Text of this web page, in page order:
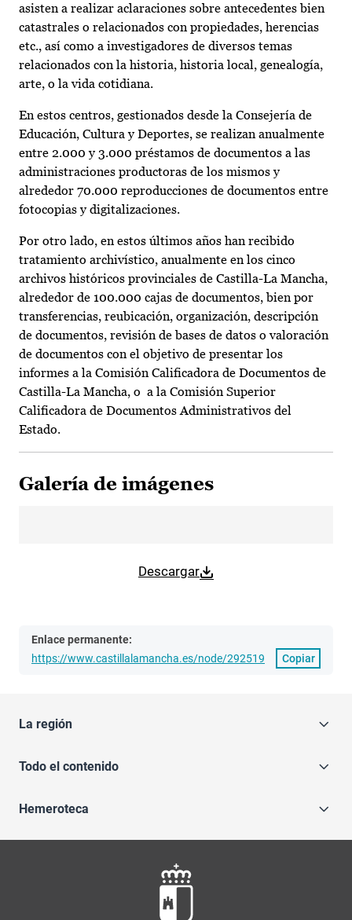
asisten a realizar aclaraciones sobre antecedentes bien
catastrales o relacionados con propiedades, herencias
etc., así como a investigadores de diversos temas
relacionados con la historia, historia local, genealogía,
arte, o la vida cotidiana.
En estos centros, gestionados desde la Consejería de
Educación, Cultura y Deportes, se realizan anualmente
entre 2.000 y 3.000 préstamos de documentos a las
administraciones productoras de los mismos y
alrededor 70.000 reproducciones de documentos entre
fotocopias y digitalizaciones.
Por otro lado, en estos últimos años han recibido
tratamiento archivístico, anualmente en los cinco
archivos históricos provinciales de Castilla-La Mancha,
alrededor de 100.000 cajas de documentos, bien por
transferencias, reubicación, organización, descripción
de documentos, revisión de bases de datos o valoración
de documentos con el objetivo de presentar los
informes a la Comisión Calificadora de Documentos de
Castilla-La Mancha, o a la Comisión Superior
Calificadora de Documentos Administrativos del
Estado.
Galería de imágenes
Descargar
Enlace permanente:
https://www.castillalamancha.es/node/292519
Copiar
La región
Todo el contenido
Hemeroteca